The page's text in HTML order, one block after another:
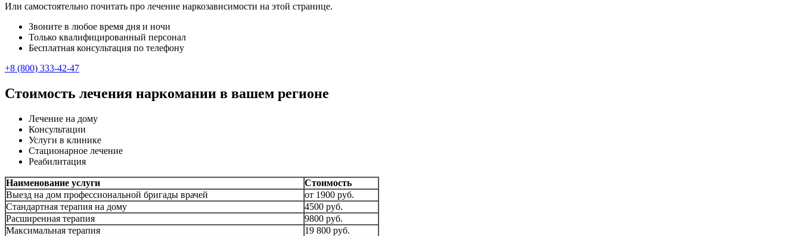
Или самостоятельно почитать про лечение наркозависимости на этой странице.
Звоните в любое время дня и ночи
Только квалифицированный персонал
Бесплатная консультация по телефону
+8 (800) 333-42-47
Стоимость лечения наркомании в вашем регионе
Лечение на дому
Консультации
Услуги в клинике
Стационарное лечение
Реабилитация
Наименование услуги
Стоимость
Выезд на дом профессиональной бригады врачей
от 1900 руб.
Стандартная терапия на дому
4500 руб.
Расширенная терапия
9800 руб.
Максимальная терапия
19 800 руб.